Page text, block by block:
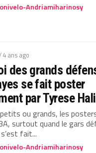
Andriamiharinosy
4 ans ago
des grands
se fait poster
par Tyrese
ou grands, les
surtout quand le gars
fait...
Andriamiharinosy